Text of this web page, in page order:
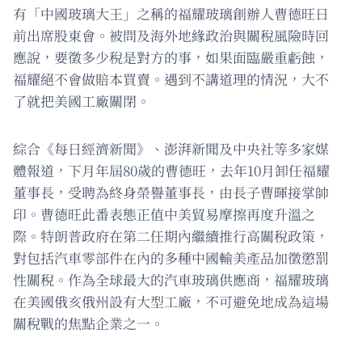
有「中國玻璃大王」之稱的福耀玻璃創辦人曹德旺日
前出席股東會。被問及海外地緣政治與關稅風險時回
應說，要徵多少稅是對方的事，如果面臨嚴重虧蝕，
福耀絕不會做賠本買賣。遇到不講道理的情況，大不
了就把美國工廠關閉。
綜合《每日經濟新聞》、澎湃新聞及中央社等多家媒
體報道，下月年屆80歲的曹德旺，去年10月卸任福耀
董事長，受聘為終身榮譽董事長，由長子曹暉接掌帥
印。曹德旺此番表態正值中美貿易摩擦再度升溫之
際。特朗普政府在第二任期內繼續推行高關稅政策，
對包括汽車零部件在內的多種中國輸美產品加徵懲罰
性關稅。作為全球最大的汽車玻璃供應商，福耀玻璃
在美國俄亥俄州設有大型工廠，不可避免地成為這場
關稅戰的焦點企業之一。